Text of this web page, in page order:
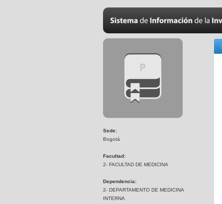
Sede:
Bogotá
Facultad:
2- FACULTAD DE MEDICINA
Dependencia:
2- DEPARTAMENTO DE MEDICINA
INTERNA